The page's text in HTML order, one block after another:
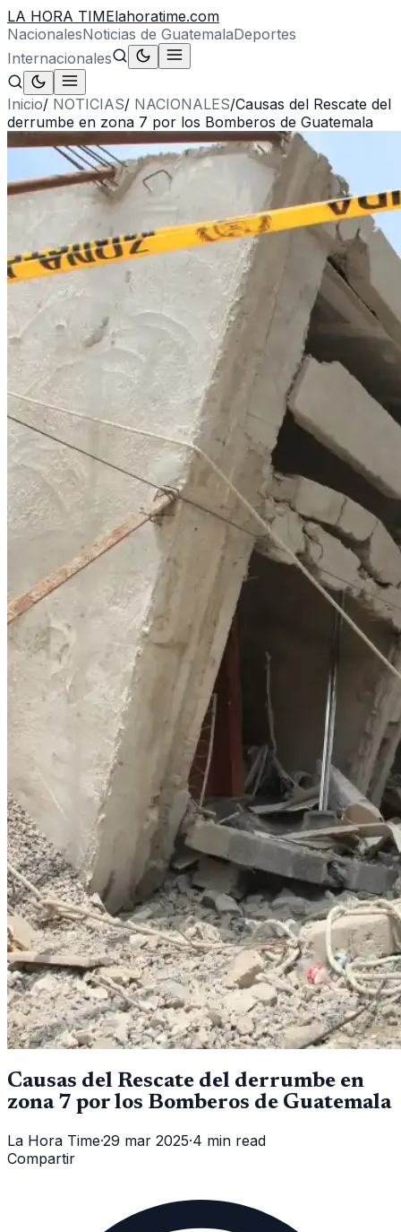
LA HORA TIMElahoratime.com
NacionalesNoticias de GuatemalaDeportes
Internacionales
Inicio/ NOTICIAS/ NACIONALES/Causas del Rescate del
derrumbe en zona 7 por los Bomberos de Guatemala
Causas del Rescate del derrumbe en
zona 7 por los Bomberos de Guatemala
La Hora Time·29 mar 2025·4 min read
Compartir